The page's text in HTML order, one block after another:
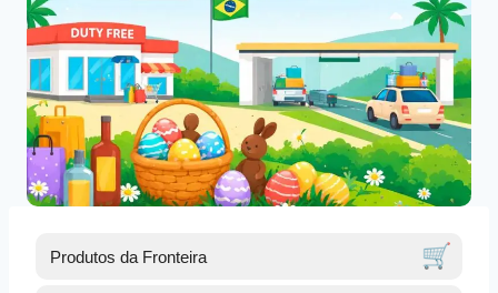
Produtos da Fronteira 🛒